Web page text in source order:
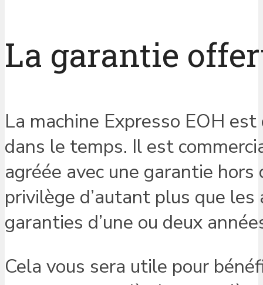
La garantie
La machine Expresso EOH
dans le temps. Il est
agréée avec une garantie
privilège d’autant plus que
garanties d’une ou deux
Cela vous sera utile pour